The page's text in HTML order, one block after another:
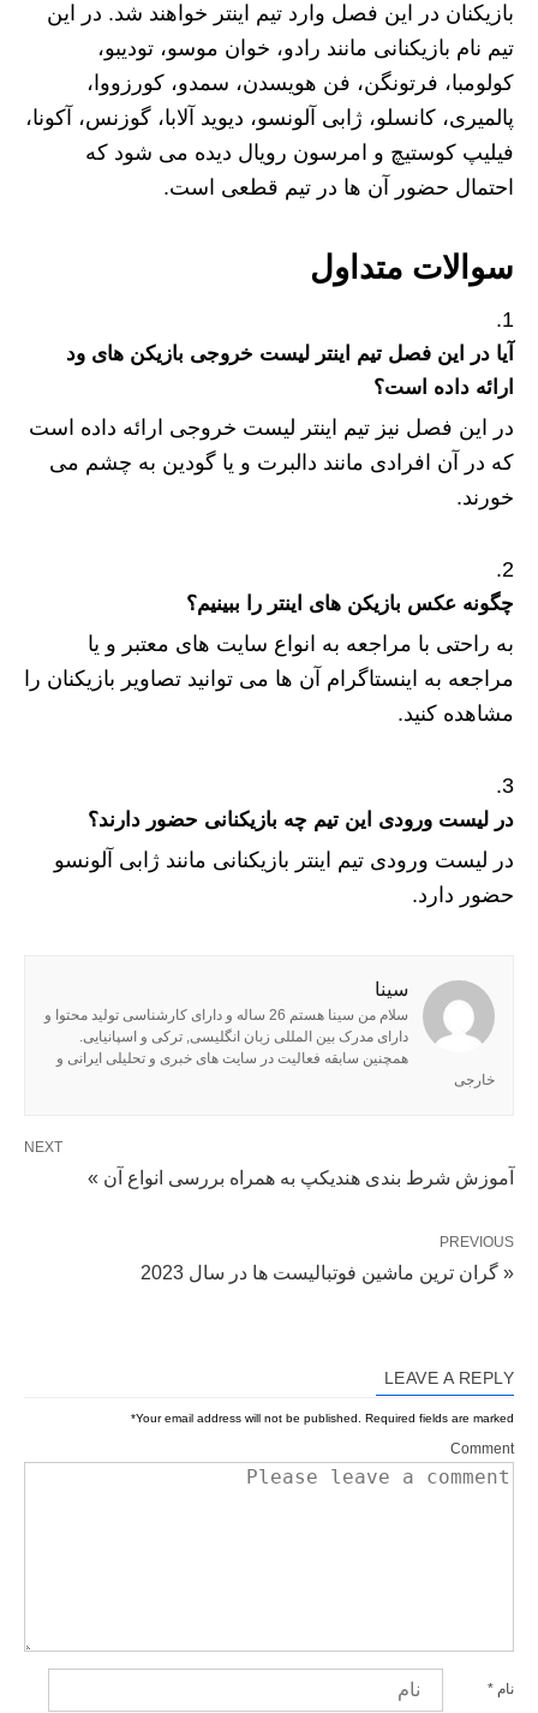
بازیکنان در این فصل وارد تیم اینتر خواهند شد. در این
تیم نام بازیکنانی مانند رادو، خوان موسو، تودیبو،
کولومبا، فرتونگن، فن هویسدن، سمدو، کورزووا،
پالمیری، کانسلو، ژابی آلونسو، دیوید آلابا، گوزنس، آکونا،
فیلیپ کوستیچ و امرسون رویال دیده می شود که
احتمال حضور آن ها در تیم قطعی است.
سوالات متداول
آیا در این فصل تیم اینتر لیست خروجی بازیکن های ود
ارائه داده است؟
در این فصل نیز تیم اینتر لیست خروجی ارائه داده است
که در آن افرادی مانند دالبرت و یا گودین به چشم می
خورند.
چگونه عکس بازیکن های اینتر را ببینیم؟
به راحتی با مراجعه به انواع سایت های معتبر و یا
مراجعه به اینستاگرام آن ها می توانید تصاویر بازیکنان را
مشاهده کنید.
در لیست ورودی این تیم چه بازیکنانی حضور دارند؟
در لیست ورودی تیم اینتر بازیکنانی مانند ژابی آلونسو
حضور دارد.
سینا
سلام من سینا هستم 26 ساله و دارای کارشناسی تولید محتوا و
دارای مدرک بین المللی زبان انگلیسی, ترکی و اسپانیایی.
همچنین سابقه فعالیت در سایت های خبری و تحلیلی ایرانی و
خارجی
NEXT
آموزش شرط بندی هندیکپ به همراه بررسی انواع آن »
PREVIOUS
« گران ترین ماشین فوتبالیست ها در سال 2023
LEAVE A REPLY
Your email address will not be published. Required fields are marked
*
Comment
نام *